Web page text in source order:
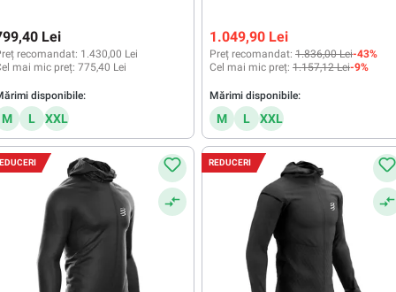
Lei
recomandat: 1.430,00 Lei
mai mic preț: 775,40 Lei
disponibile:
M L XXL
1.049,90 Lei
Preț recomandat: 1.836,00 Lei-43%
Cel mai mic preț: 1.157,12 Lei-9%
Mărimi disponibile:
M L XXL
REDUCERI